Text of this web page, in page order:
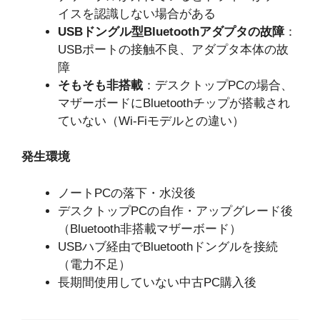
イスを認識しない場合がある
USBドングル型Bluetoothアダプタの故障：
USBポートの接触不良、アダプタ本体の故
障
そもそも非搭載 ：デスクトップPCの場合、
マザーボードにBluetoothチップが搭載され
ていない（Wi-Fiモデルとの違い）
発生環境
ノートPCの落下・水没後
デスクトップPCの自作・アップグレード後
（Bluetooth非搭載マザーボード）
USBハブ経由でBluetoothドングルを接続
（電力不足）
長期間使用していない中古PC購入後